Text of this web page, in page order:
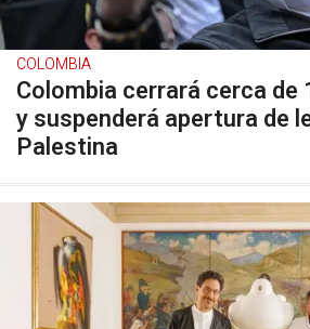
COLOMBIA
Colombia cerrará cerca de
y suspenderá apertura de
Palestina